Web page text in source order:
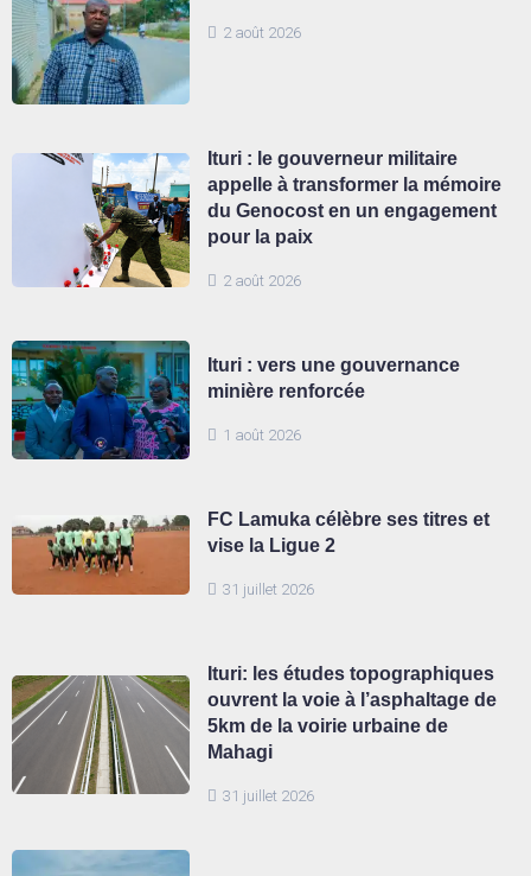
2 août 2026
2 août 2026
Ituri : le gouverneur militaire
appelle à transformer la mémoire
du Genocost en un engagement
pour la paix
1 août 2026
Ituri : vers une gouvernance
minière renforcée
31 juillet 2026
FC Lamuka célèbre ses titres et
vise la Ligue 2
31 juillet 2026
Ituri: les études topographiques
ouvrent la voie à l’asphaltage de
5km de la voirie urbaine de
Mahagi